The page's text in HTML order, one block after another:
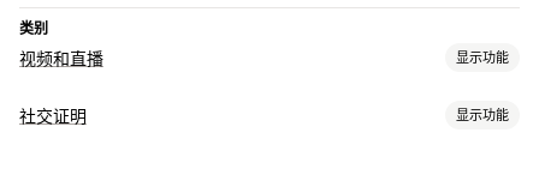
类别
视频和直播 显示功能
视频管理
社交证明 显示功能